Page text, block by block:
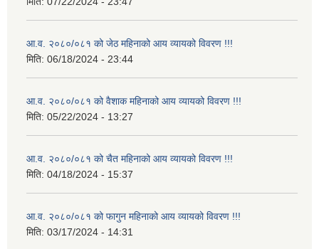
आ.व. २०८०/०८१ को जेठ महिनाको आय व्यायको विवरण !!!
मिति: 06/18/2024 - 23:44
आ.व. २०८०/०८१ को वैशाक महिनाको आय व्यायको विवरण !!!
मिति: 05/22/2024 - 13:27
आ.व. २०८०/०८१ को चैत महिनाको आय व्यायको विवरण !!!
मिति: 04/18/2024 - 15:37
आ.व. २०८०/०८१ को फागुन महिनाको आय व्यायको विवरण !!!
मिति: 03/17/2024 - 14:31